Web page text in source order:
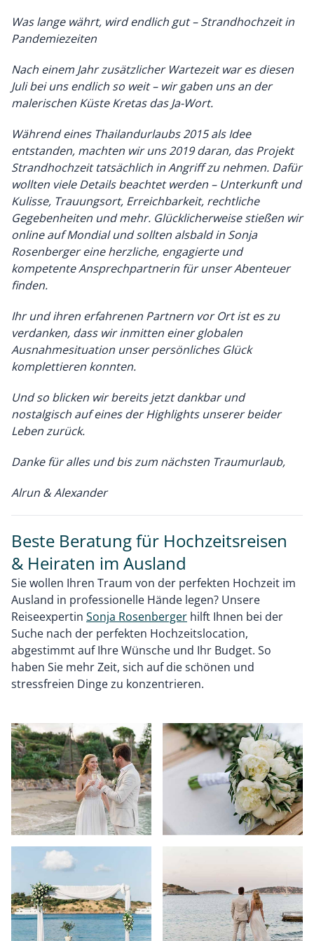
Was lange währt, wird endlich gut – Strandhochzeit in
Pandemiezeiten
Nach einem Jahr zusätzlicher Wartezeit war es diesen
Juli bei uns endlich so weit – wir gaben uns an der
malerischen Küste Kretas das Ja-Wort.
Während eines Thailandurlaubs 2015 als Idee
entstanden, machten wir uns 2019 daran, das Projekt
Strandhochzeit tatsächlich in Angriff zu nehmen. Dafür
wollten viele Details beachtet werden – Unterkunft und
Kulisse, Trauungsort, Erreichbarkeit, rechtliche
Gegebenheiten und mehr. Glücklicherweise stießen wir
online auf Mondial und sollten alsbald in Sonja
Rosenberger eine herzliche, engagierte und
kompetente Ansprechpartnerin für unser Abenteuer
finden.
Ihr und ihren erfahrenen Partnern vor Ort ist es zu
verdanken, dass wir inmitten einer globalen
Ausnahmesituation unser persönliches Glück
komplettieren konnten.
Und so blicken wir bereits jetzt dankbar und
nostalgisch auf eines der Highlights unserer beider
Leben zurück.
Danke für alles und bis zum nächsten Traumurlaub,
Alrun & Alexander
Beste Beratung für Hochzeitsreisen
& Heiraten im Ausland
Sie wollen Ihren Traum von der perfekten Hochzeit im
Ausland in professionelle Hände legen? Unsere
Reiseexpertin Sonja Rosenberger hilft Ihnen bei der
Suche nach der perfekten Hochzeitslocation,
abgestimmt auf Ihre Wünsche und Ihr Budget. So
haben Sie mehr Zeit, sich auf die schönen und
stressfreien Dinge zu konzentrieren.